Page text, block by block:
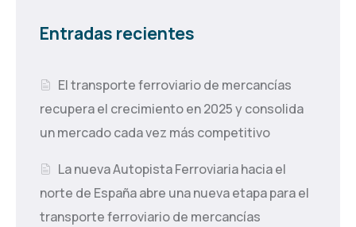
Entradas recientes
El transporte ferroviario de mercancías
recupera el crecimiento en 2025 y consolida
un mercado cada vez más competitivo
La nueva Autopista Ferroviaria hacia el
norte de España abre una nueva etapa para el
transporte ferroviario de mercancías